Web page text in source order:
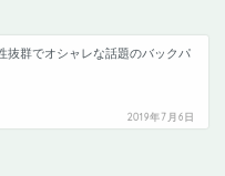
抜群でオシャレな話題のバックパ
2019年7月6日